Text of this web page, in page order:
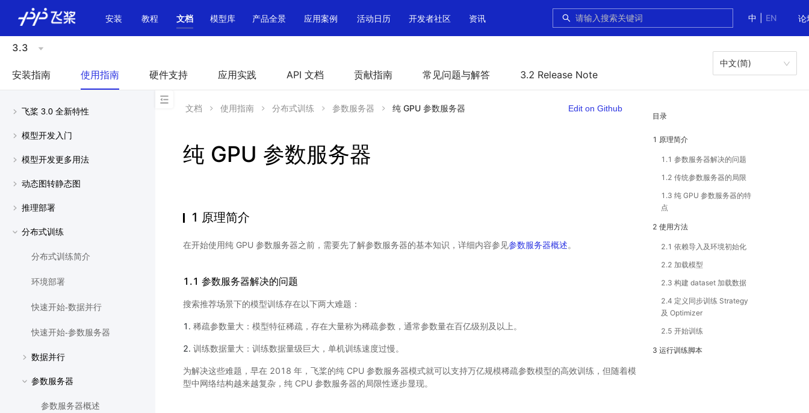
中
EN 论
安装 教程 文档 模型库 产品全景 应用案例 活动日历 开发者社区 资讯
3.3
安装指南 使用指南 硬件支持 应用实践 API 文档 贡献指南 常见问题与解答 3.2 Release Note
中文(简)
飞桨 3.0 全新特性
模型开发入门
模型开发更多用法
动态图转静态图
推理部署
分布式训练
分布式训练简介
环境部署
快速开始-数据并行
快速开始-参数服务器
数据并行
参数服务器
参数服务器概述
目录
1 原理简介
1.1 参数服务器解决的问题
1.2 传统参数服务器的局限
1.3 纯 GPU 参数服务器的特
点
2 使用方法
2.1 依赖导入及环境初始化
2.2 加载模型
2.3 构建 dataset 加载数据
2.4 定义同步训练 Strategy
及 Optimizer
2.5 开始训练
3 运行训练脚本
文档 使用指南 分布式训练 参数服务器 纯 GPU 参数服务器 Edit on Github
纯 GPU 参数服务器
1 原理简介
在开始使用纯 GPU 参数服务器之前，需要先了解参数服务器的基本知识，详细内容参见参数服务器概述。
1.1 参数服务器解决的问题
搜索推荐场景下的模型训练存在以下两大难题：
稀疏参数量大：模型特征稀疏，存在大量称为稀疏参数，通常参数量在百亿级别及以上。
训练数据量大：训练数据量级巨大，单机训练速度过慢。
为解决这些难题，早在 2018 年，飞桨的纯 CPU 参数服务器模式就可以支持万亿规模稀疏参数模型的高效训练，但随着模
型中网络结构越来越复杂，纯 CPU 参数服务器的局限性逐步显现。